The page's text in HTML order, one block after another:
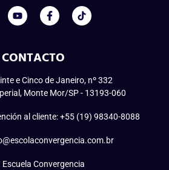
CONTACTO
e Cinco de Janeiro, nº 332
Monte Mor/SP - 13193-060
al cliente: +55 (19) 98340-8088
Escuela Convergencia